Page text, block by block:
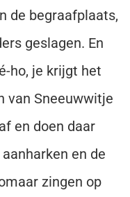
de begraafplaats,
geslagen. En
ho, je krijgt het
van Sneeuwwitje
en doen daar
en de
zingen op